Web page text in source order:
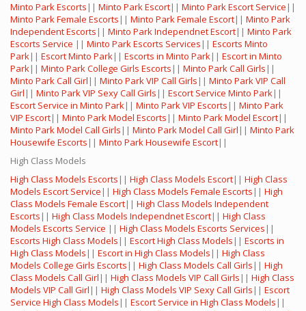
Minto Park Escorts || Minto Park Escort|| Minto Park Escort Service ||
Minto Park Female Escorts || Minto Park Female Escort|| Minto Park
Independent Escorts || Minto Park Independnet Escort|| Minto Park
Escorts Service || Minto Park Escorts Services || Escorts Minto
Park|| Escort Minto Park|| Escorts in Minto Park|| Escort in Minto
Park|| Minto Park College Girls Escorts || Minto Park Call Girls ||
Minto Park Call Girl || Minto Park VIP Call Girls || Minto Park VIP Call
Girl || Minto Park VIP Sexy Call Girls || Escort Service Minto Park||
Escort Service in Minto Park|| Minto Park VIP Escorts || Minto Park
VIP Escort|| Minto Park Model Escorts || Minto Park Model Escort||
Minto Park Model Call Girls || Minto Park Model Call Girl || Minto Park
Housewife Escorts || Minto Park Housewife Escort||
High Class Models
High Class Models Escorts || High Class Models Escort|| High Class
Models Escort Service || High Class Models Female Escorts || High
Class Models Female Escort|| High Class Models Independent
Escorts || High Class Models Independnet Escort|| High Class
Models Escorts Service || High Class Models Escorts Services ||
Escorts High Class Models || Escort High Class Models || Escorts in
High Class Models || Escort in High Class Models || High Class
Models College Girls Escorts || High Class Models Call Girls || High
Class Models Call Girl || High Class Models VIP Call Girls || High Class
Models VIP Call Girl || High Class Models VIP Sexy Call Girls || Escort
Service High Class Models || Escort Service in High Class Models ||